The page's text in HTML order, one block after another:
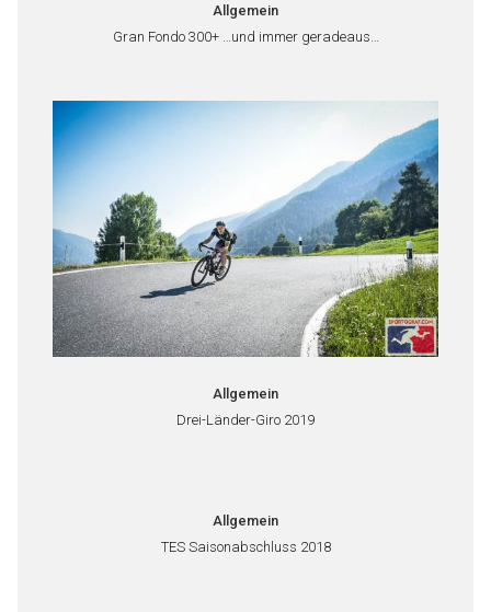
Allgemein
Gran Fondo 300+ …und immer geradeaus…
Allgemein
Drei-Länder-Giro 2019
Allgemein
TES Saisonabschluss 2018